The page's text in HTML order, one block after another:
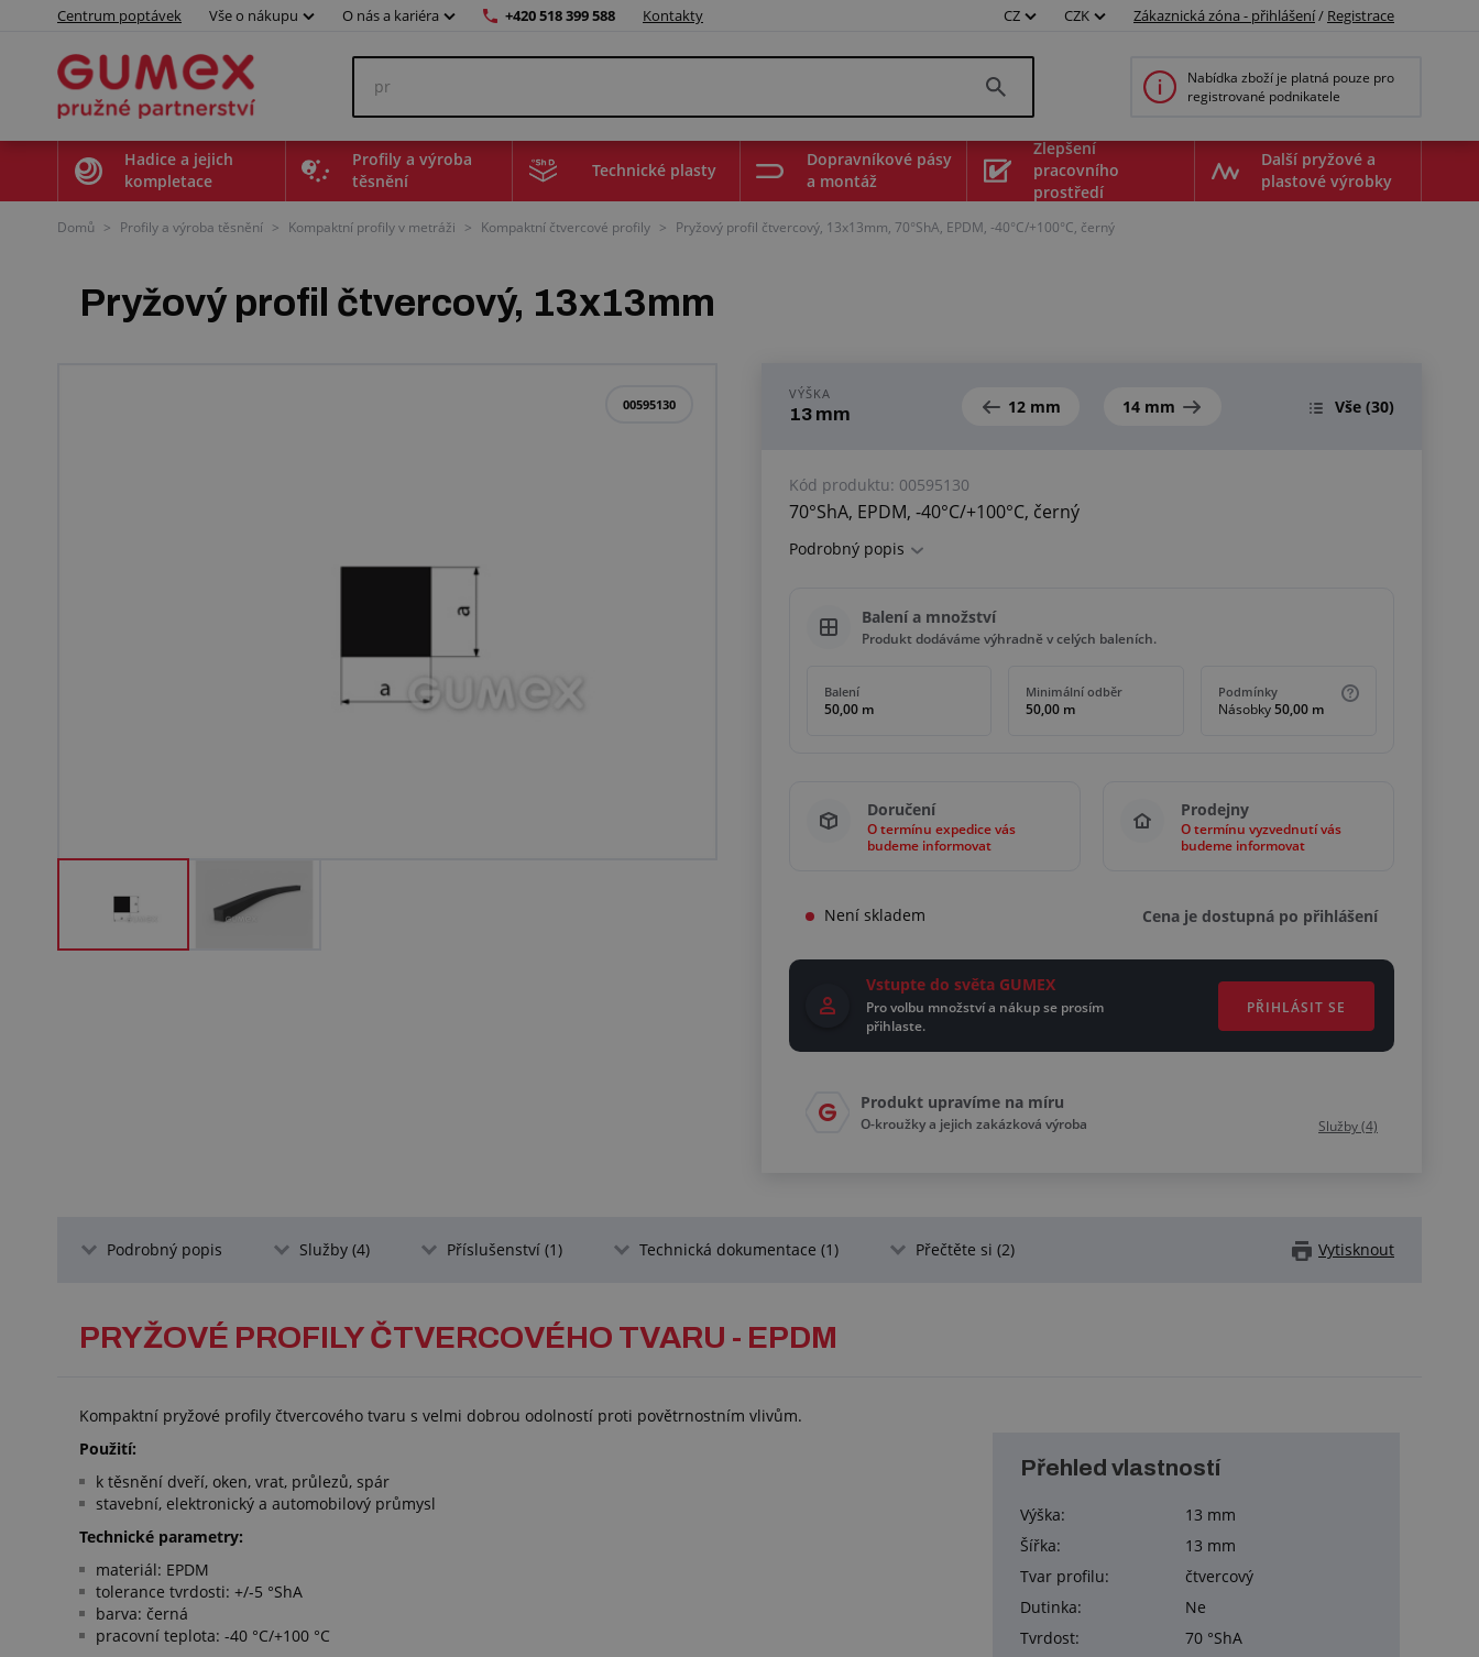
Centrum poptávek Vše o nákupu O nás a kariéra +420 518 399 588 Kontakty CZ CZK Zákaznická zóna - přihlášení/ Registrace
Nabídka zboží je platná pouze pro
registrované podnikatele
Hadice a jejich
kompletace
Profily a výroba
těsnění
Technické plasty
Dopravníkové pásy
a montáž
Zlepšení
pracovního
prostředí
Další pryžové a
plastové výrobky
Domů > Profily a výroba těsnění > Kompaktní profily v metráži > Kompaktní čtvercové profily > Pryžový profil čtvercový, 13x13mm, 70°ShA, EPDM, -40°C/+100°C, černý
Pryžový profil čtvercový, 13x13mm
00595130 00595130
VÝŠKA
13 mm 12 mm 14 mm Vše (30)
Kód produktu: 00595130
70°ShA, EPDM, -40°C/+100°C, černý
Podrobný popis
Balení a množství
Produkt dodáváme výhradně v celých baleních.
Balení
50,00 m
Minimální odběr
50,00 m
Podmínky
Násobky50,00 m
Doručení
O termínu expedice vás
budeme informovat
Prodejny
O termínu vyzvednutí vás
budeme informovat
Není skladem Cena je dostupná po přihlášení
Vstupte do světa GUMEX
Pro volbu množství a nákup se prosím
přihlaste.
PŘIHLÁSIT SE
Produkt upravíme na míru
O-kroužky a jejich zakázková výroba Služby (4)
Podrobný popis Služby (4) Příslušenství (1) Technická dokumentace (1) Přečtěte si (2) Vytisknout
PRYŽOVÉ PROFILY ČTVERCOVÉHO TVARU - EPDM
Kompaktní pryžové profily čtvercového tvaru s velmi dobrou odolností proti povětrnostním vlivům.
Použití:
k těsnění dveří, oken, vrat, průlezů, spár
stavební, elektronický a automobilový průmysl
Technické parametry:
materiál: EPDM
tolerance tvrdosti: +/-5 °ShA
barva: černá
pracovní teplota: -40 °C/+100 °C
Přehled vlastností
Výška:
13 mm
Šířka:
13 mm
Tvar profilu:
čtvercový
Dutinka:
Ne
Tvrdost:
70 °ShA